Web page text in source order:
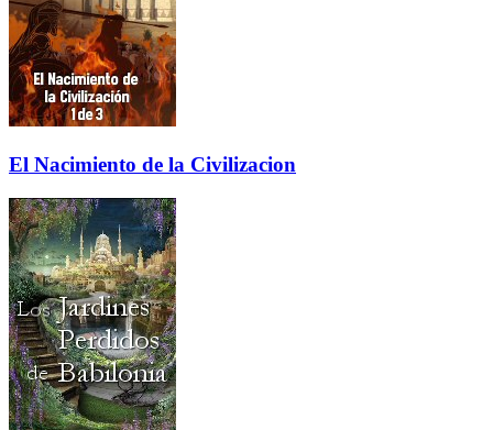
El Nacimiento de la Civilizacion